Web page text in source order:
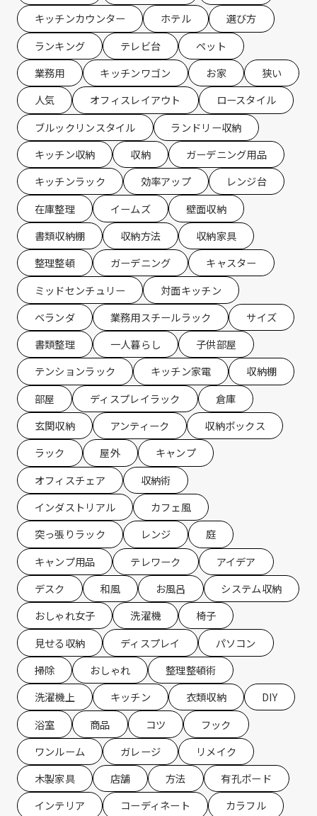
キッチンカウンター
ホテル
選び方
ランキング
テレビ台
ペット
業務用
キッチンワゴン お家
狭い
人気
オフィスレイアウト
ロースタイル
ブルックリンスタイル
ランドリー収納
キッチン収納
収納
ガーデニング用品
キッチンラック
効率アップ
レンジ台
在庫整理
イームズ
壁面収納
書類収納棚
収納方法
収納家具
整理整頓
ガーデニング
キャスター
ミッドセンチュリー
対面キッチン
ベランダ
業務用スチールラック
サイズ
書類整理
一人暮らし
子供部屋
テンションラック
キッチン家電
収納棚
部屋
ディスプレイラック
倉庫
玄関収納
アンティーク
収納ボックス
ラック
屋外
キャンプ
オフィスチェア
収納術
インダストリアル
カフェ風
突っ張りラック
レンジ
庭
キャンプ用品
テレワーク
アイデア
デスク
和風 お風呂
システム収納
おしゃれ女子
洗濯機
椅子
見せる収納
ディスプレイ
パソコン
掃除
おしゃれ
整理整頓術
洗濯機上
キッチン 衣類収納
DIY
浴室
商品 コツ
フック
ワンルーム
ガレージ
リメイク
木製家具
店舗 方法
有孔ボード
インテリア
コーディネート
カラフル